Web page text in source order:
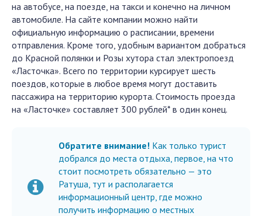
на автобусе, на поезде, на такси и конечно на личном
автомобиле. На сайте компании можно найти
официальную информацию о расписании, времени
отправления. Кроме того, удобным вариантом добраться
до Красной полянки и Розы хутора стал электропоезд
«Ласточка». Всего по территории курсирует шесть
поездов, которые в любое время могут доставить
пассажира на территорию курорта. Стоимость проезда
на «Ласточке» составляет 300 рублей* в один конец.
Обратите внимание! Как только турист
добрался до места отдыха, первое, на что
стоит посмотреть обязательно — это
Ратуша, тут и располагается
информационный центр, где можно
получить информацию о местных